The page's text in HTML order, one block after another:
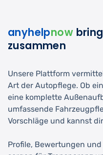
anyhelpnow
zusammen
Unsere Plattform
Art der Autopflege. Ob
eine komplette
umfassende
Vorschläge und kannst
Profile, Bewertungen